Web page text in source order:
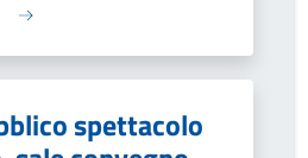
spettacolo